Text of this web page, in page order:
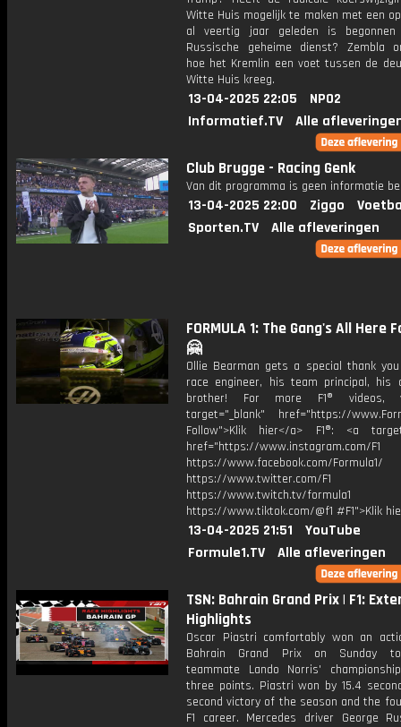
Witte Huis mogelijk te maken met een
al veertig jaar geleden is
Russische geheime dienst? Zembla
hoe het Kremlin een voet tussen de
Witte Huis kreeg.
13-04-2025 22:05
NPO2
Informatief.TV
Alle
Club Brugge - Racing Genk
Van dit programma is geen informatie
13-04-2025 22:00 Ziggo
Sporten.TV
Alle afleveringen
FORMULA 1: The Gang's All Here
🤗
Ollie Bearman gets a special thank
race engineer, his team principal, his
brother! For more F1® videos,
target="_blank" href="https://
Follow">Klik hier</a> F1®: <a
href="https://www.instagram.com/F1
https://www.facebook.com/Formula1/
https://www.twitter.com/F1
https://www.twitch.tv/formula1
https://www.tiktok.com/@f1 #F1">Klik
13-04-2025 21:51
YouTube
Formule1.TV
Alle afleveringen
TSN: Bahrain Grand Prix | F1:
Highlights
Oscar Piastri comfortably won an
Bahrain Grand Prix on Sunday
teammate Lando Norris'
three points. Piastri won by 15.4
second victory of the season and the
F1 career. Mercedes driver George